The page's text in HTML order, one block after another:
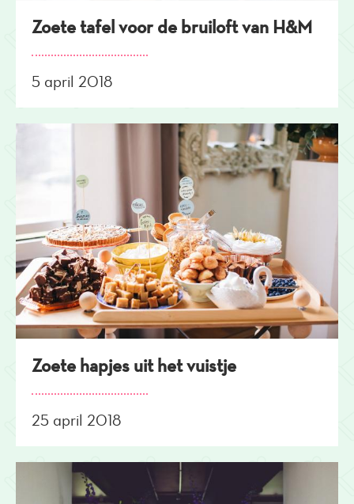
Zoete tafel voor de bruiloft van H&M
5 april 2018
Zoete hapjes uit het vuistje
25 april 2018